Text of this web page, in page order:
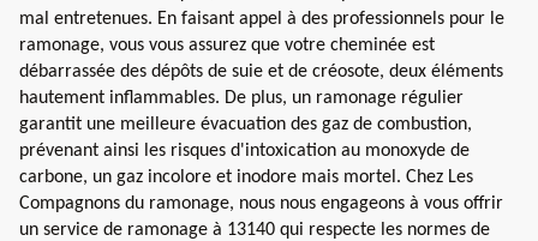
mal entretenues. En faisant appel à des professionnels pour le
ramonage, vous vous assurez que votre cheminée est
débarrassée des dépôts de suie et de créosote, deux éléments
hautement inflammables. De plus, un ramonage régulier
garantit une meilleure évacuation des gaz de combustion,
prévenant ainsi les risques d'intoxication au monoxyde de
carbone, un gaz incolore et inodore mais mortel. Chez Les
Compagnons du ramonage, nous nous engageons à vous offrir
un service de ramonage à 13140 qui respecte les normes de